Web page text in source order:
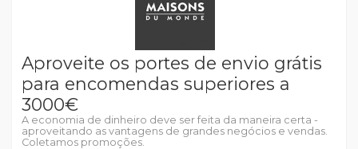
Aproveite os portes de envio grátis
para encomendas superiores a
3000€
A economia de dinheiro deve ser feita da maneira certa -
aproveitando as vantagens de grandes negócios e vendas.
Coletamos promoções.